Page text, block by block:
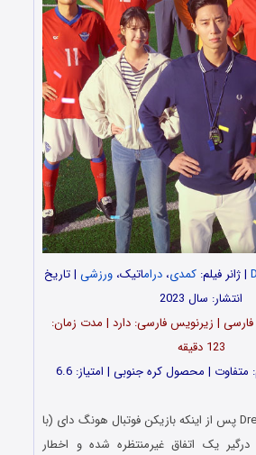
| ژانر فیلم: کمدی، دراماتیک، ورزشی | تاریخ
انتشار: سال 2023
فارسی | زیرنویس فارسی: دارد | مدت زمان:
123 دقیقه
Dream 2023 پس از اینکه بازیکن فوتبال هونگ دای (با
یک اتفاق غیرمنتظره شده و اخطار